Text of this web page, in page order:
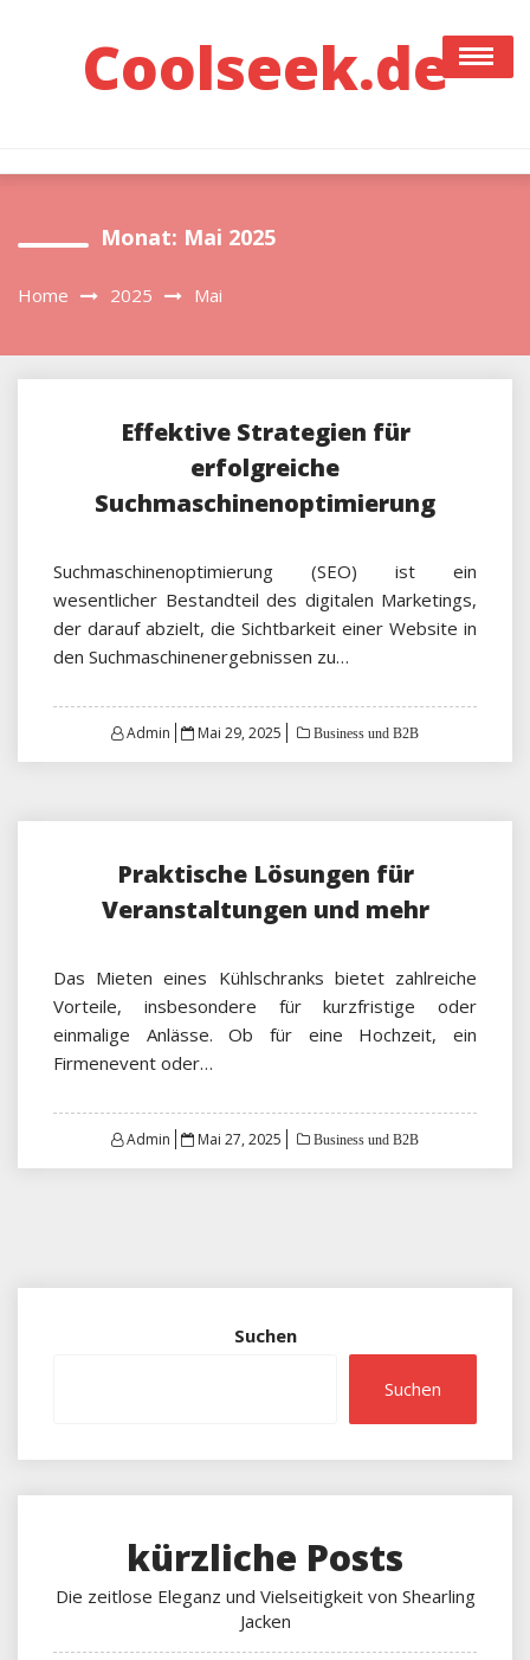
Coolseek.de
Monat: Mai 2025
Home 2025 Mai
Effektive Strategien für
erfolgreiche
Suchmaschinenoptimierung
Suchmaschinenoptimierung (SEO) ist ein
wesentlicher Bestandteil des digitalen Marketings,
der darauf abzielt, die Sichtbarkeit einer Website in
den Suchmaschinenergebnissen zu…
Admin
Posted
Mai 29, 2025 Business und B2B
Praktische Lösungen für
Veranstaltungen und mehr
Das Mieten eines Kühlschranks bietet zahlreiche
Vorteile, insbesondere für kurzfristige oder
einmalige Anlässe. Ob für eine Hochzeit, ein
Firmenevent oder…
Admin
Posted
Mai 27, 2025 Business und B2B
Suchen
Suchen
kürzliche Posts
Die zeitlose Eleganz und Vielseitigkeit von Shearling
Jacken